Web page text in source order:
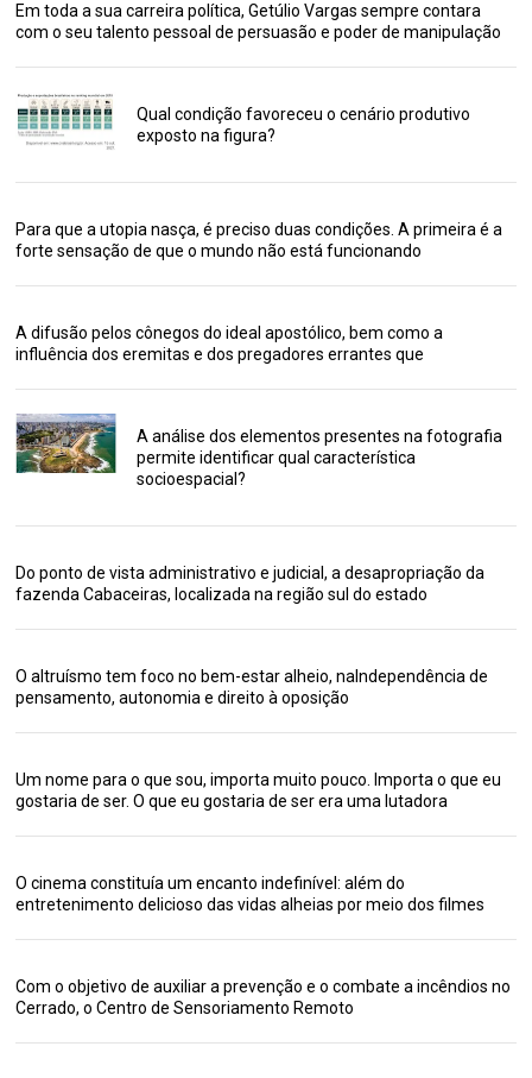
Em toda a sua carreira política, Getúlio Vargas sempre contara
com o seu talento pessoal de persuasão e poder de manipulação
Qual condição favoreceu o cenário produtivo
exposto na figura?
Para que a utopia nasça, é preciso duas condições. A primeira é a
forte sensação de que o mundo não está funcionando
A difusão pelos cônegos do ideal apostólico, bem como a
influência dos eremitas e dos pregadores errantes que
A análise dos elementos presentes na fotografia
permite identificar qual característica
socioespacial?
Do ponto de vista administrativo e judicial, a desapropriação da
fazenda Cabaceiras, localizada na região sul do estado
O altruísmo tem foco no bem-estar alheio, naIndependência de
pensamento, autonomia e direito à oposição
Um nome para o que sou, importa muito pouco. Importa o que eu
gostaria de ser. O que eu gostaria de ser era uma lutadora
O cinema constituía um encanto indefinível: além do
entretenimento delicioso das vidas alheias por meio dos filmes
Com o objetivo de auxiliar a prevenção e o combate a incêndios no
Cerrado, o Centro de Sensoriamento Remoto